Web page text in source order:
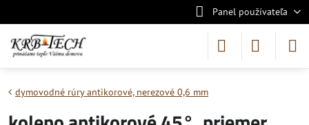
Panel používateľa
dymovodné rúry antikorové, nerezové 0,6 mm